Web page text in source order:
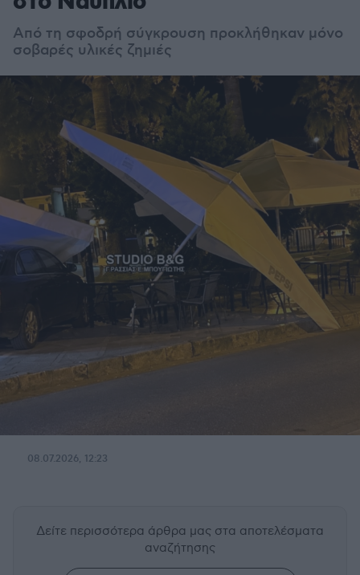
Από τη σφοδρή σύγκρουση προκλήθηκαν μόνο
σοβαρές υλικές ζημιές
08.07.2026, 12:23
Δείτε περισσότερα άρθρα μας στα αποτελέσματα
αναζήτησης